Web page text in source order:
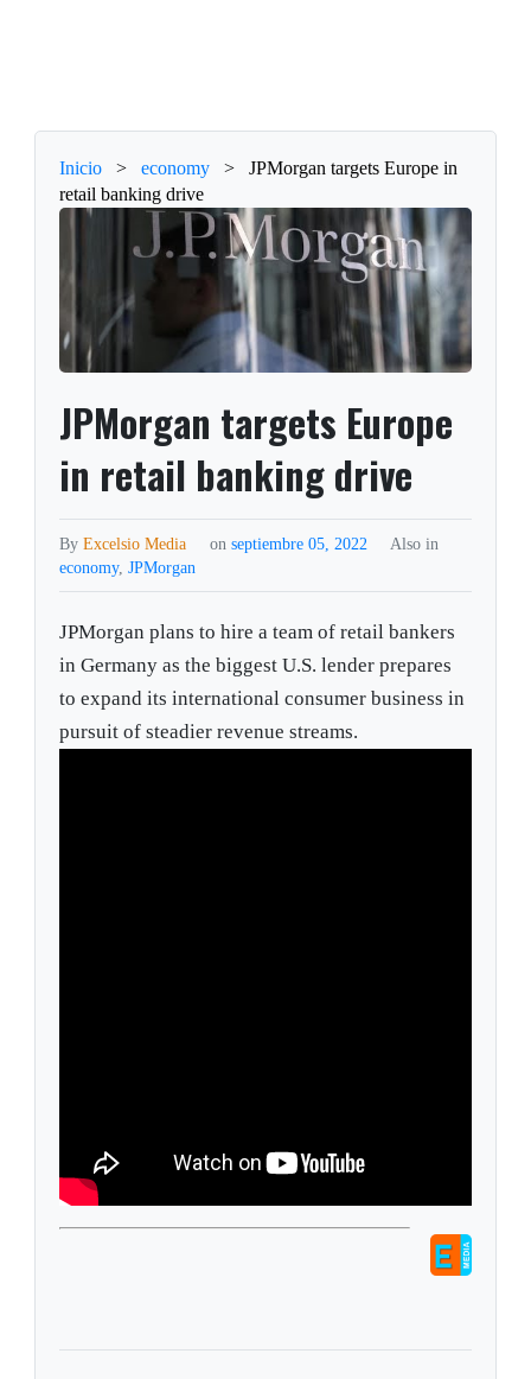
Inicio > economy >
JPMorgan targets Europe in
retail banking drive
JPMorgan targets Europe
in retail banking drive
ByExcelsio Media on septiembre 05, 2022
Also in
economy,JPMorgan
JPMorgan plans to hire a team of retail bankers
in Germany as the biggest U.S. lender prepares
to expand its international consumer business in
pursuit of steadier revenue streams.